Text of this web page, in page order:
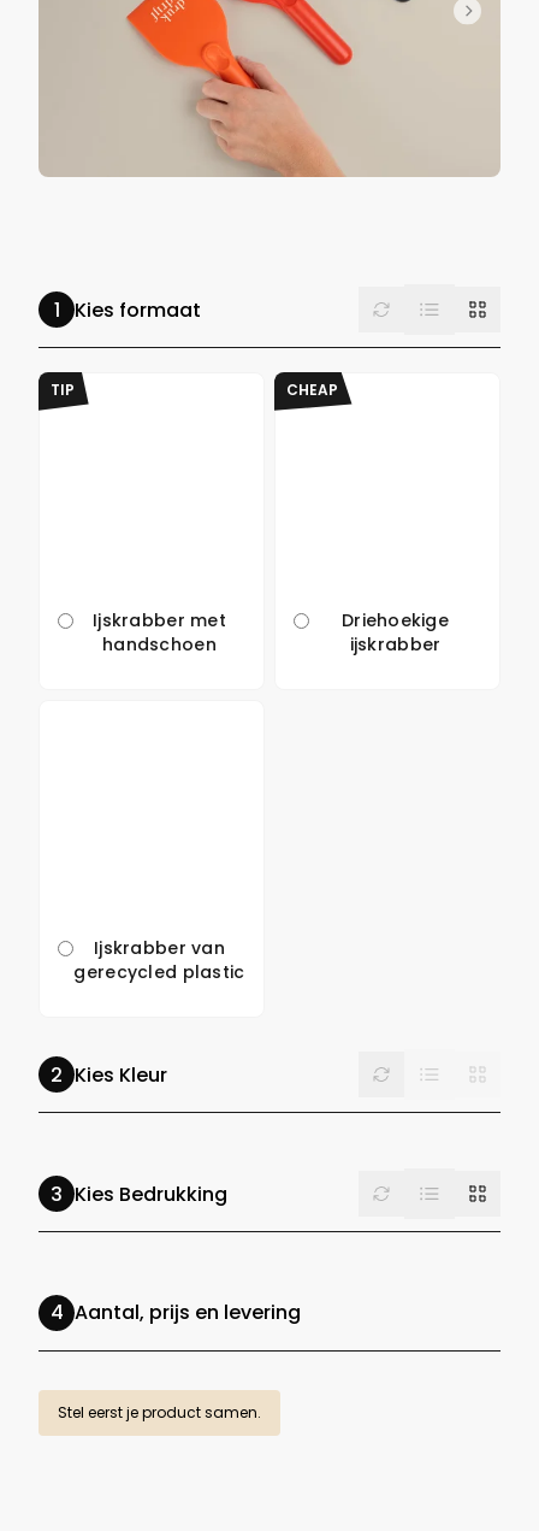
Kies formaat Reset List Grid
TIP
Ijskrabber met
handschoen
CHEAP
Driehoekige
ijskrabber
Ijskrabber van
gerecycled plastic
Kies Kleur Reset List Grid
Kies Bedrukking Reset List Grid
Aantal, prijs en levering
Stel eerst je product samen.